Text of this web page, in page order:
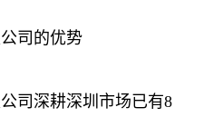
司的优势
司深耕深圳市场已有8